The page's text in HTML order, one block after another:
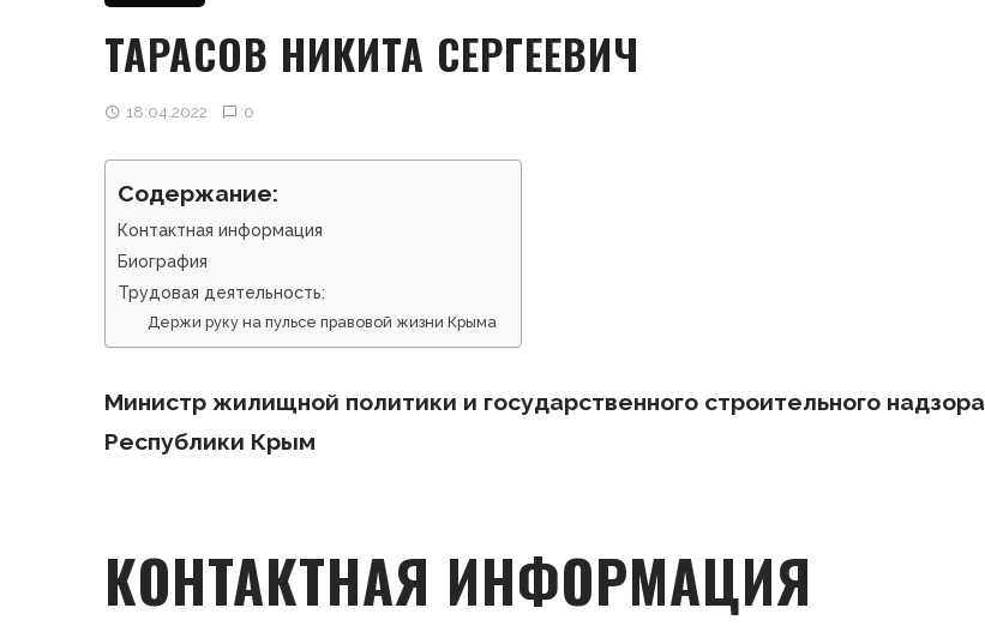
ТАРАСОВ НИКИТА СЕРГЕЕВИЧ
18.04.2022 0
Содержание:
Контактная информация
Биография
Трудовая деятельность:
Держи руку на пульсе правовой жизни Крыма
Министр жилищной политики и государственного строительного надзора
Республики Крым
КОНТАКТНАЯ ИНФОРМАЦИЯ